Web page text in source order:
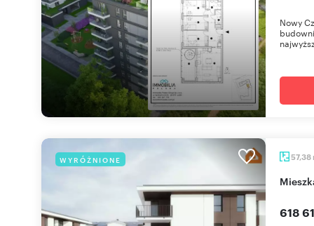
Nowy
WYRÓŻNIONE 57,38
618